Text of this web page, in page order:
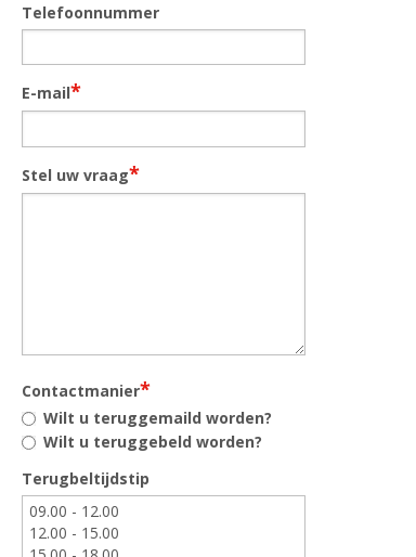
Telefoonnummer
E-mail*
Stel uw vraag*
Contactmanier*
Wilt u teruggemaild worden?
Wilt u teruggebeld worden?
Terugbeltijdstip